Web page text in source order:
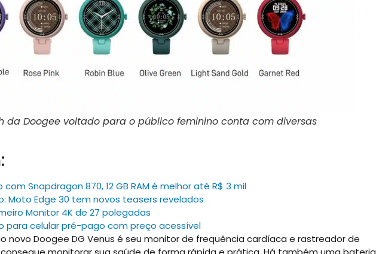
da Doogee voltado para o público feminino conta com diversas
com Snapdragon 870, 12 GB RAM é melhor até R$ 3 mil
Moto Edge 30 tem novos teasers revelados
Monitor 4K de 27 polegadas
para celular pré-pago com preço acessível
novo Doogee DG Venus é seu monitor de frequência cardíaca e rastreador de